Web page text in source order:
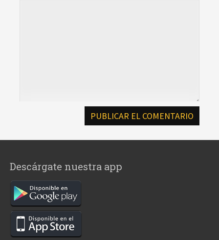
Descárgate nuestra app